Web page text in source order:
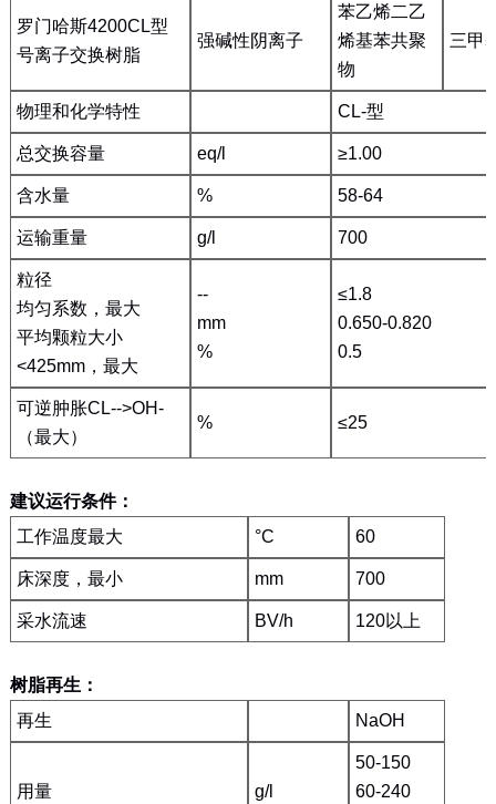
罗门哈斯4200CL型
号离子交换树脂
强碱性阴离子
苯乙烯二乙
烯基苯共聚
物
三甲
物理和化学特性 CL-型
总交换容量 eq/l ≥1.00
含水量 % 58-64
运输重量 g/l 700
粒径
均匀系数，最大
平均颗粒大小
<425mm，最大
--
mm
%
≤1.8
0.650-0.820
0.5
可逆肿胀CL-->OH-
（最大）
% ≤25
建议运行条件：
工作温度最大
°C 60
床深度，最小 mm 700
采水流速 BV/h 120以上
树脂再生：
再生
NaOH
用量 g/l
50-150
60-240